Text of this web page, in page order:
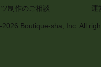
制作のご相談
運
Boutique-sha, Inc. All